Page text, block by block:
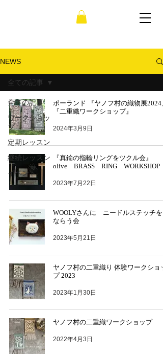
NEWS
全ての記事
ワークショッ
プ
定期レッスン
継続レッスン
イベント
全ての記事
ポーランド 『ヤノフ村の織物展2024
『二重織ワークショップ』
2024年3月9日
『真鍮の指輪リングをツクル会』
olive BRASS RING WORKSHOP
2023年7月22日
WOOLYさんに ニードルステッチ
ならう会
2023年5月21日
ヤノフ村の二重織り 体験ワークショッ
プ 2023
2023年1月30日
ヤノフ村の二重織ワークショップ
2022年4月3日